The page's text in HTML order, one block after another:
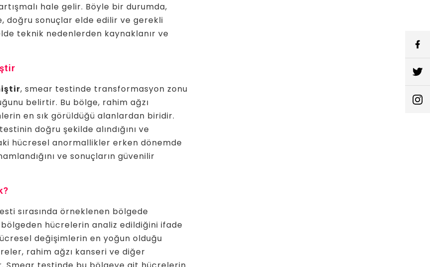
hale gelir. Böyle bir durumda,
doğru sonuçlar elde edilir ve gerekli
teknik nedenlerden kaynaklanır ve
, smear testinde transformasyon zonu
belirtir. Bu bölge, rahim ağzı
en sık görüldüğü alanlardan biridir.
doğru şekilde alındığını ve
hücresel anormallikler erken dönemde
ve sonuçların güvenilir
sırasında örneklenen bölgede
hücrelerin analiz edildiğini ifade
değişimlerin en yoğun olduğu
rahim ağzı kanseri ve diğer